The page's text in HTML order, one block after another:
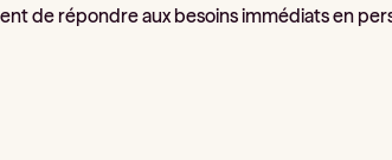
de répondre aux besoins immédiats en